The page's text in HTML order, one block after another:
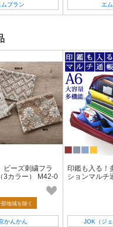
ムプラン エ
ビーズ刺繍フラ
3カラー） M42-0
部地域を除く
かんかん
印鑑も入る！
ションマルチ
JOK（ジ